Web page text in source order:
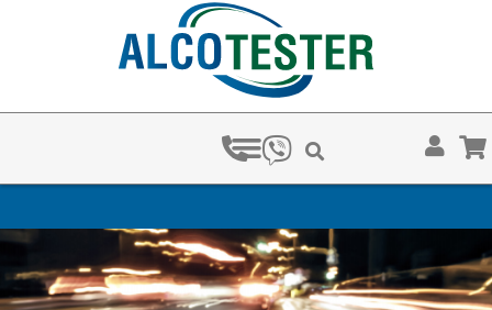
С КОЛКО ‰ ОСТАВАШ БЕЗ КОЛА?